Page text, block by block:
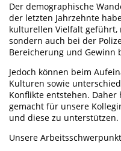
Der demographische
der letzten Jahrzehnte
kulturellen Vielfalt
sondern auch bei der
Bereicherung und Gewinn
Jedoch können beim
Kulturen sowie
Konflikte entstehen.
gemacht für unsere
und diese zu unterstützen.
Unsere